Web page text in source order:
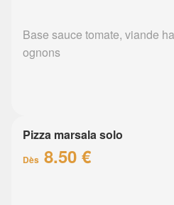
Base sauce tomate, viande
ognons
Pizza marsala solo
Dès 8.50 €